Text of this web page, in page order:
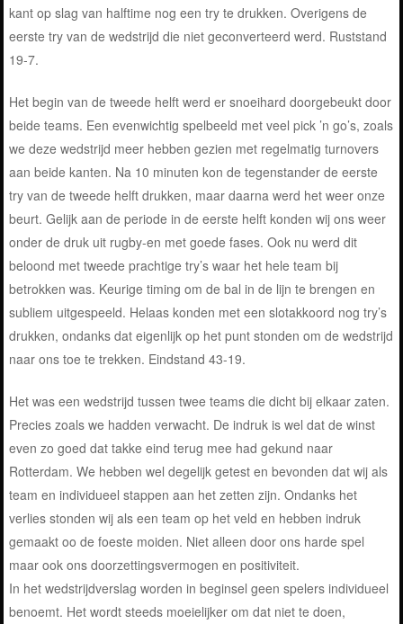
kant op slag van halftime nog een try te drukken. Overigens de
eerste try van de wedstrijd die niet geconverteerd werd. Ruststand
19-7.
Het begin van de tweede helft werd er snoeihard doorgebeukt door
beide teams. Een evenwichtig spelbeeld met veel pick ’n go’s, zoals
we deze wedstrijd meer hebben gezien met regelmatig turnovers
aan beide kanten. Na 10 minuten kon de tegenstander de eerste
try van de tweede helft drukken, maar daarna werd het weer onze
beurt. Gelijk aan de periode in de eerste helft konden wij ons weer
onder de druk uit rugby-en met goede fases. Ook nu werd dit
beloond met tweede prachtige try’s waar het hele team bij
betrokken was. Keurige timing om de bal in de lijn te brengen en
subliem uitgespeeld. Helaas konden met een slotakkoord nog try’s
drukken, ondanks dat eigenlijk op het punt stonden om de wedstrijd
naar ons toe te trekken. Eindstand 43-19.
Het was een wedstrijd tussen twee teams die dicht bij elkaar zaten.
Precies zoals we hadden verwacht. De indruk is wel dat de winst
even zo goed dat takke eind terug mee had gekund naar
Rotterdam. We hebben wel degelijk getest en bevonden dat wij als
team en individueel stappen aan het zetten zijn. Ondanks het
verlies stonden wij als een team op het veld en hebben indruk
gemaakt oo de foeste moiden. Niet alleen door ons harde spel
maar ook ons doorzettingsvermogen en positiviteit.
In het wedstrijdverslag worden in beginsel geen spelers individueel
benoemt. Het wordt steeds moeielijker om dat niet te doen,